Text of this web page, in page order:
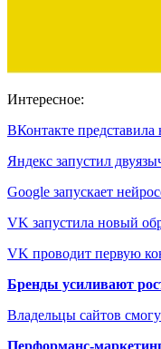
Интересное:
ВКонтакте представила
Яндекс запустил
Google запускает
VK запустила новый
VK проводит первую
Бренды усиливают
Владельцы сайтов
Перформанс-